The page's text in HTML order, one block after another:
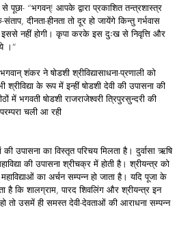
से पूछा- “भगवन्! आपके द्वारा प्रकाशित तन्त्रशास्त्र
दीनता-हीनता तो दूर हो जायेंगे किन्तु गर्भवास
नहीं होगी। कृपा करके इस दुःख से निवृत्ति और
।”
शंकर ने षोडशी श्रीविद्यासाधना-प्रणाली को
के रूप में इन्हीं षोडशी देवी की उपासना की
भगवती षोडशी राजराजेश्वरी त्रिपुरसुन्दरी की
चली आ रही
उपासना का विस्तृत परिचय मिलता है। दुर्वासा ऋषि
की उपासना श्रीचक्र में होती है। श्रीयन्त्र को
का अर्चन सम्पन्न हो जाता है। यदि पूजा के
है कि शालग्राम, पारद शिवलिंग और श्रीयन्त्र इन
तो उसमें ही समस्त देवी-देवताओं की आराधना सम्पन्न